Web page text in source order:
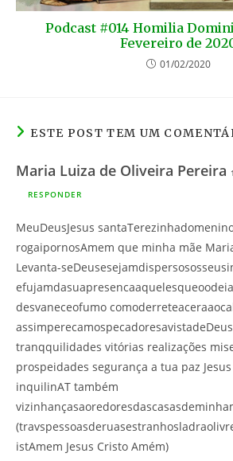
Podcast #014 Homilia
Fevereiro de
01/02/2020
ESTE POST TEM UM
Maria Luiza de Oliveira Pereira
RESPONDER
MeuDeusJesus
rogaipornosAmem que minha mãe
Levanta-
desvaneceofumo
tranqquilidades vitórias realizações
prospeidades segurança a tua paz
inquilinAT também
istAmem Jesus Cristo Amém)